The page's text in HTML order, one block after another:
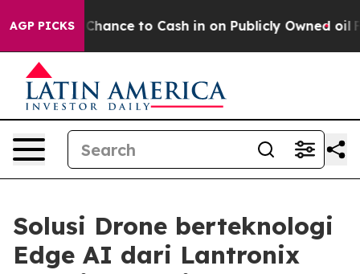
AGP PICKSto Cash in on Publicly Owned oil Five
Solusi Drone berteknologi
Edge AI dari Lantronix